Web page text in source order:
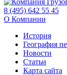
8 (495) 642 55 45
О Компании
История
География
Новости
Статьи
Карта сайта